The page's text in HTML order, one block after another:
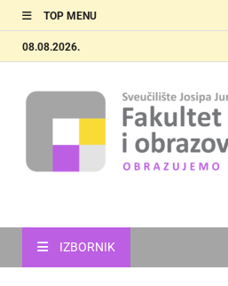
TOP MENU
08.08.2026.
IZBORNIK